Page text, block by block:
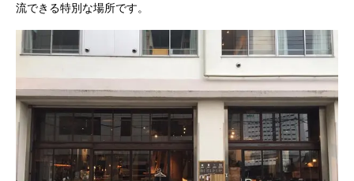
流できる特別な場所です。